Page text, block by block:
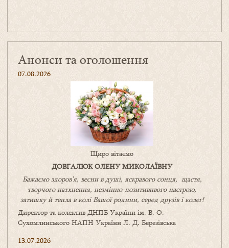
Анонси та оголошення
07.08.2026
Щиро вітаємо
ДОВГАЛЮК ОЛЕНУ МИКОЛАЇВНУ
Бажаємо здоров’я, весни в душі, яскравого сонця, щастя,
творчого натхнення, незмінно-позитивнвого настрою,
затишкуйтепла в коліВашоїродини, серед друзів і колег!
Директор та колектив ДНПБ України ім. В. О.
Сухомлинського НАПН України Л. Д. Березівська
13.07.2026